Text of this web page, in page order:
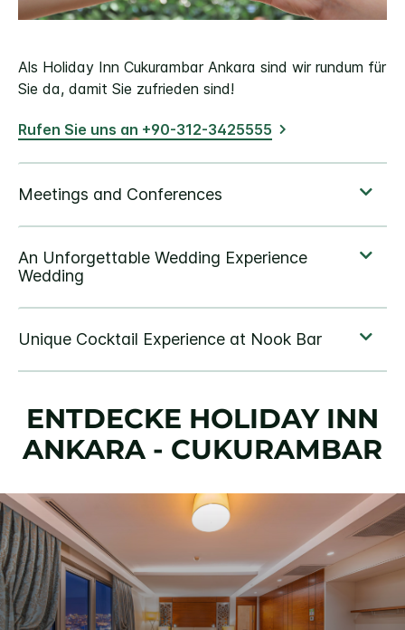
Als Holiday Inn Cukurambar Ankara sind wir rundum für
Sie da, damit Sie zufrieden sind!
Rufen Sie uns an +90-312-3425555
ENTDECKE HOLIDAY INN
ANKARA - CUKURAMBAR